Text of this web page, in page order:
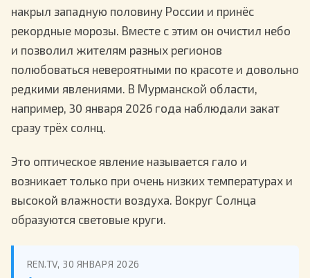
накрыл западную половину России и принёс
рекордные морозы. Вместе с этим он очистил небо
и позволил жителям разных регионов
полюбоваться невероятными по красоте и довольно
редкими явлениями. В Мурманской области,
например, 30 января 2026 года наблюдали закат
сразу трёх солнц.
Это оптическое явление называется гало и
возникает только при очень низких температурах и
высокой влажности воздуха. Вокруг Солнца
образуются световые круги.
REN.TV, 30 ЯНВАРЯ 2026